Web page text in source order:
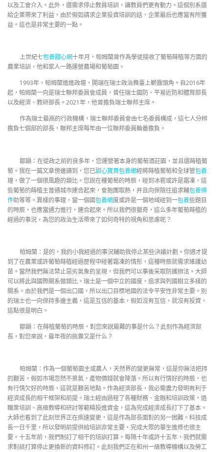
以及工會介入。此外，還需求停止教員培訓，讓教員們更有動力。這個別系還
給企業帶來了利益，由於假如請求企業投資培訓的話，企業最后也應當有所獲
益。這也是非常主要的一點。
上世紀七包養甜心網十年月，帕姆蘭曾作為學徒接收了葡萄蒔植等方面的
農業培訓，他和家人一路運營農場和葡萄園。
1993年，帕姆蘭進進政壇，開端在瑞士政治舞臺上嶄露頭角。自2016年
起，帕姆蘭一向是瑞士聯邦委員會成員，曾任瑞士國防、平易近防和體育部長
以及經濟、教研部長。2021年，他曾擔負瑞士聯邦主席。
作為瑞士最高的行政機構，瑞士聯邦委員會由七名委員構成，這七人分辨
擔負七個部的部長，聯邦主席每年由一位聯邦委員輪番擔負。
鄒韻：在從政之前的良多年，您運營著本身的葡萄酒莊園，並且還蒔植葡
萄。我在一篇文章傍邊讀到，您已甜心寶貝包養網經將蒔植葡萄和全球管包養
理，做了一個很風趣的類比。您說在種葡萄的時辰，碰到冰雹或許是霜凍，這
些葡萄的蒔植主普通城市連合起來，會抱團取熱，并且向保險往追求輔包養條
件助等等。異樣的事理，當一個國包養網度或許是一個地域碰到一包養些題目
的時辰，也應當通力進行，連合起來。所以我們很獵奇，這么多年葡萄蒔植的
經過的事況，為您的政治生活帶來了如何奇特的視角和思慮呢？
帕姆蘭：是的，我的小我經過的事況輔助我停止某些決議計劃。你適才提
到了在農業或許葡萄蒔植經過歷程中碰著霜凍的情形，這種時辰就需求維護幼
苗。當然我們無法禁止惡劣氣象的呈現，但我們可以事後采取防護辦法。大師
可以將此與國際關系做類比。瑞士是一個中立的國度，追求與列國樹立多樣的
關系。由於我們是一個出口國，所以出口目標地國的法令平安性非常主要。別
的瑞士也一向保持多邊主義，這是互信的基本，假如沒有互信，就沒有投資，
這點很是明白。
鄒韻：在蒔植葡萄的時辰，對您來說最難的事是什么？此刻作為經濟部
長，對您來說，最年夜的挑釁又是什么？
帕姆蘭：作為一個葡萄園主或農人，天然界的變更無常，這是你無法把持
的艱苦。假如市場忽然不景氣，產物價錢就會降落。所以有行情好的時辰，也
有行情欠好的時辰，這就是艱苦地點。作為經濟部長，我必需盡力發明有利于
經濟成長的相干框架和前提。瑞士經由過程了各種財務、金融和培訓政策，退
職業培訓、高級教導和研討等範疇投進資金，這為完成經濟成長打下了基本。
大師也看到了此刻世界正在疾速變更，這是作為部長面對的另一困難。科技成
長一日千里，所以發明前提供給培訓非常主要，完成大眾的畢生進修也很主
要。十五年前，我們制訂了相干的培訓打算。每隔十年或許十五年，我們就需
求對該打算停止更換新的資料修訂。此刻我們正在和州一級教導機構以及勞工